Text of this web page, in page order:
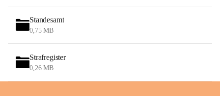
Standesamt
0,75 MB
Strafregister
0,26 MB